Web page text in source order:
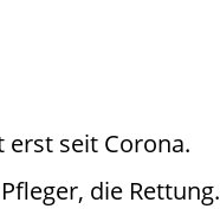
erst seit Corona.
die Rettung.